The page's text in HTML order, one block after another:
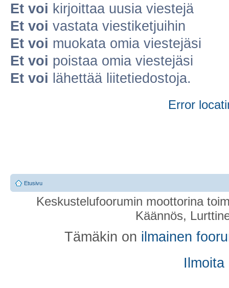
Et voi kirjoittaa uusia viestejä
Et voi vastata viestiketjuihin
Et voi muokata omia viestejäsi
Et voi poistaa omia viestejäsi
Et voi lähettää liitetiedostoja.
Error
Etusivu
Keskustelufoorumin moottorina
Käännös,
Tämäkin on ilmainen